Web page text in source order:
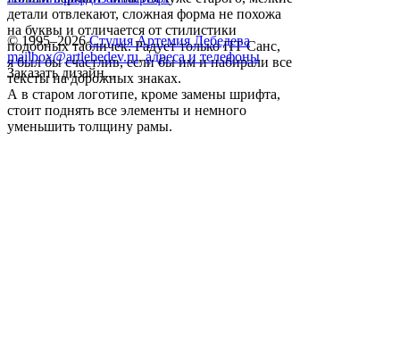
детали отвлекают, сложная форма не похожа
на буквы и отличается от стилистики
подобных табличек. Радует только ПТ Санс,
я был бы счастлив, если бы им и набирали все
тексты на дорожных знаках.
А в старом логотипе, кроме замены шрифта,
стоит поднять все элементы и немного
уменьшить толщину рамы.
© 1995–2026 Студия Артемия Лебедева
mailbox@artlebedev.ru, адреса и телефоны
Заказать дизайн...